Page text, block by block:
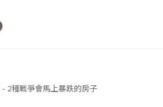
- 2種戰爭會馬上暴跌的房子